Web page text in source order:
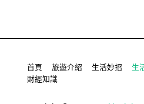
首頁 旅遊介紹 生活妙招 生
財經知識